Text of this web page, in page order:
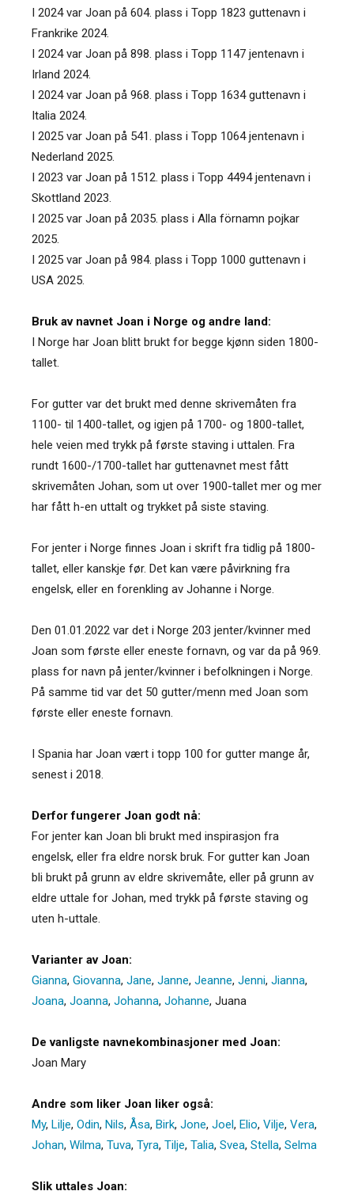
I 2024 var Joan på 604. plass i Topp 1823 guttenavn i
Frankrike 2024.
I 2024 var Joan på 898. plass i Topp 1147 jentenavn i
Irland 2024.
I 2024 var Joan på 968. plass i Topp 1634 guttenavn i
Italia 2024.
I 2025 var Joan på 541. plass i Topp 1064 jentenavn i
Nederland 2025.
I 2023 var Joan på 1512. plass i Topp 4494 jentenavn i
Skottland 2023.
I 2025 var Joan på 2035. plass i Alla förnamn pojkar
2025.
I 2025 var Joan på 984. plass i Topp 1000 guttenavn i
USA 2025.
Bruk av navnet Joan i Norge og andre land:
I Norge har Joan blitt brukt for begge kjønn siden 1800-
tallet.
For gutter var det brukt med denne skrivemåten fra
1100- til 1400-tallet, og igjen på 1700- og 1800-tallet,
hele veien med trykk på første staving i uttalen. Fra
rundt 1600-/1700-tallet har guttenavnet mest fått
skrivemåten Johan, som ut over 1900-tallet mer og mer
har fått h-en uttalt og trykket på siste staving.
For jenter i Norge finnes Joan i skrift fra tidlig på 1800-
tallet, eller kanskje før. Det kan være påvirkning fra
engelsk, eller en forenkling av Johanne i Norge.
Den 01.01.2022 var det i Norge 203 jenter/kvinner med
Joan som første eller eneste fornavn, og var da på 969.
plass for navn på jenter/kvinner i befolkningen i Norge.
På samme tid var det 50 gutter/menn med Joan som
første eller eneste fornavn.
I Spania har Joan vært i topp 100 for gutter mange år,
senest i 2018.
Derfor fungerer Joan godt nå:
For jenter kan Joan bli brukt med inspirasjon fra
engelsk, eller fra eldre norsk bruk. For gutter kan Joan
bli brukt på grunn av eldre skrivemåte, eller på grunn av
eldre uttale for Johan, med trykk på første staving og
uten h-uttale.
Varianter av Joan:
Gianna, Giovanna, Jane, Janne, Jeanne, Jenni, Jianna,
Joana, Joanna, Johanna, Johanne, Juana
De vanligste navnekombinasjoner med Joan:
Joan Mary
Andre som liker Joan liker også:
My, Lilje, Odin, Nils, Åsa, Birk, Jone, Joel, Elio, Vilje, Vera,
Johan, Wilma, Tuva, Tyra, Tilje, Talia, Svea, Stella, Selma
Slik uttales Joan: